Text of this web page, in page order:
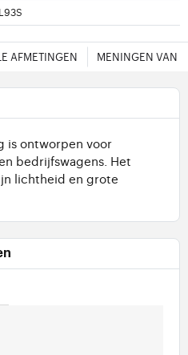
AFMETINGEN MENINGEN VAN
is ontworpen voor
bedrijfswagens. Het
lichtheid en grote